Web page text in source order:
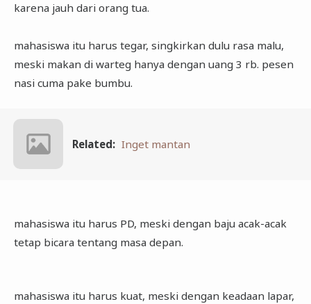
karena jauh dari orang tua.
mahasiswa itu harus tegar, singkirkan dulu rasa malu,
meski makan di warteg hanya dengan uang 3 rb. pesen
nasi cuma pake bumbu.
Related: Inget mantan
mahasiswa itu harus PD, meski dengan baju acak-acak
tetap bicara tentang masa depan.
mahasiswa itu harus kuat, meski dengan keadaan lapar,